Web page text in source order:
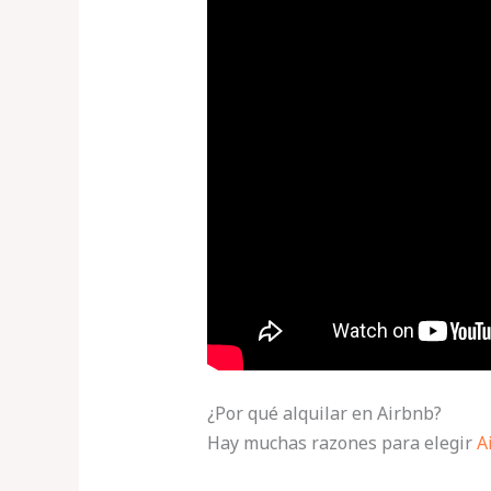
¿Por qué alquilar en Airbnb?
Hay muchas razones para elegir